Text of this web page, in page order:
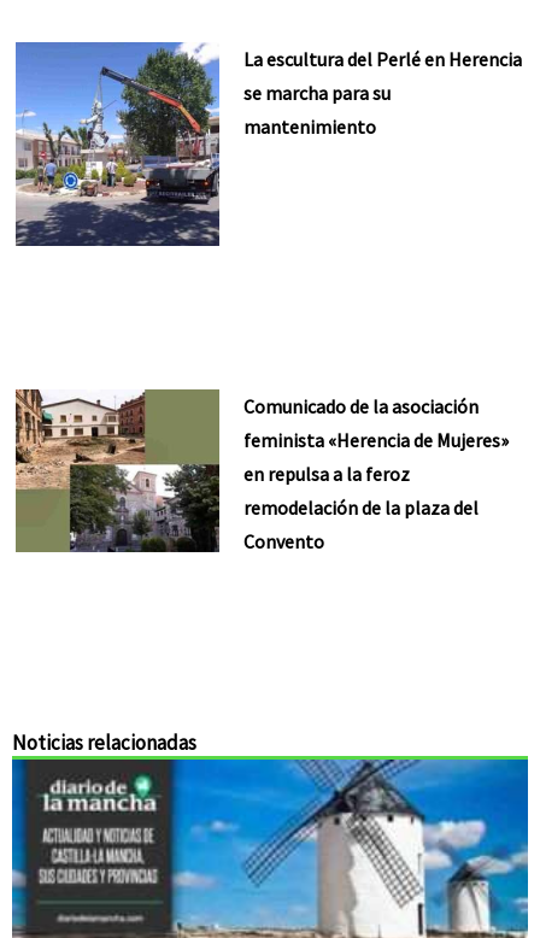
La escultura del Perlé en Herencia
se marcha para su
mantenimiento
Comunicado de la asociación
feminista «Herencia de Mujeres»
en repulsa a la feroz
remodelación de la plaza del
Convento
Noticias relacionadas